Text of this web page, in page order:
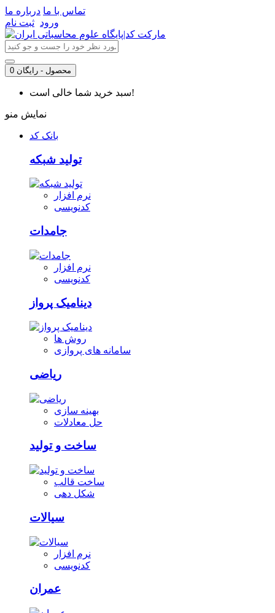
تماس با ما درباره ما
ورود ثبت نام
0 محصول - رایگان
سبد خرید شما خالی است!
نمایش منو
بانک کد
تولید شبکه
نرم افزار
کدنویسی
جامدات
نرم افزار
کدنویسی
دینامیک پرواز
روش ها
سامانه های پروازی
ریاضی
بهینه سازی
حل معادلات
ساخت و تولید
ساخت قالب
شکل دهی
سیالات
نرم افزار
کدنویسی
عمران